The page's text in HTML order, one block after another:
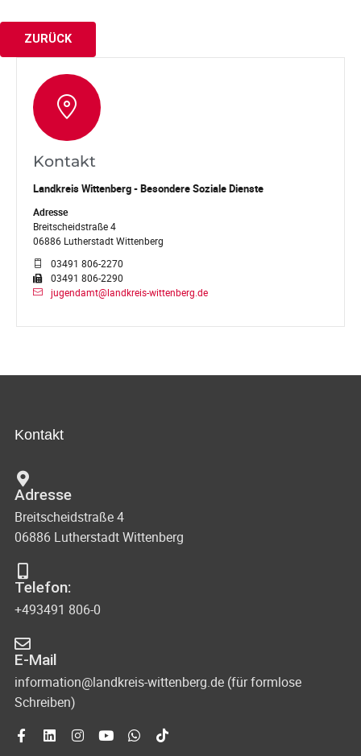
ZURÜCK
Kontakt
Landkreis Wittenberg - Besondere Soziale Dienste
Adresse
Breitscheidstraße 4
06886 Lutherstadt Wittenberg
03491 806-2270
03491 806-2290
jugendamt@landkreis-wittenberg.de
Kontakt
Adresse
Breitscheidstraße 4
06886 Lutherstadt Wittenberg
Telefon:
+493491 806-0
E-Mail
information@landkreis-wittenberg.de (für formlose
Schreiben)